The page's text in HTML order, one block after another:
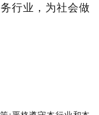
行业，为社会做